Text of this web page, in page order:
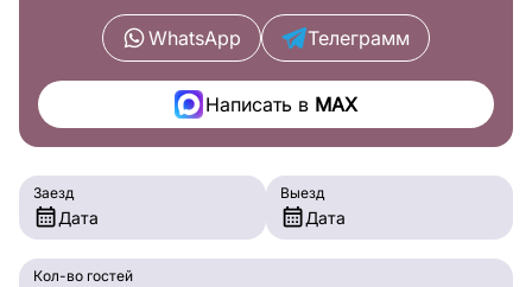
WhatsApp Телеграмм
Написать вMAX
Заезд
Дата
Выезд
Дата
Кол-во гостей